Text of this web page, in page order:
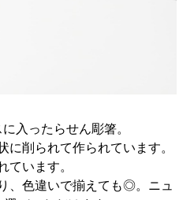
入ったらせん彫箸。
削られて作られています。
ています。
、色違いで揃えても◎。ニュ